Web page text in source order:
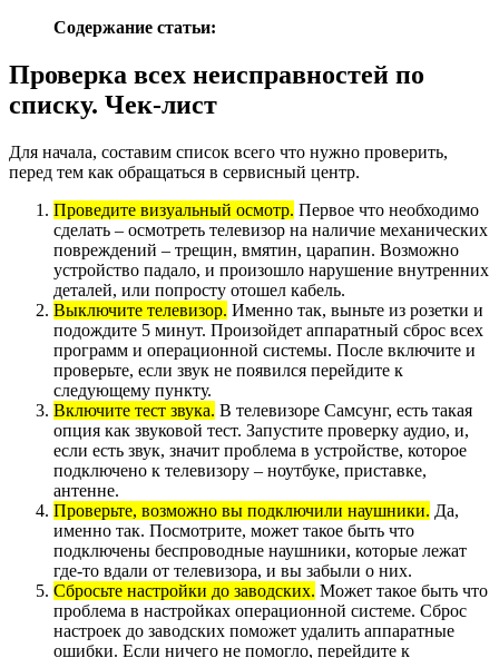
Содержание статьи:
Проверка всех неисправностей по
списку. Чек-лист
Для начала, составим список всего что нужно проверить,
перед тем как обращаться в сервисный центр.
Проведите визуальный осмотр. Первое что необходимо
сделать – осмотреть телевизор на наличие механических
повреждений – трещин, вмятин, царапин. Возможно
устройство падало, и произошло нарушение внутренних
деталей, или попросту отошел кабель.
Выключите телевизор. Именно так, выньте из розетки и
подождите 5 минут. Произойдет аппаратный сброс всех
программ и операционной системы. После включите и
проверьте, если звук не появился перейдите к
следующему пункту.
Включите тест звука. В телевизоре Самсунг, есть такая
опция как звуковой тест. Запустите проверку аудио, и,
если есть звук, значит проблема в устройстве, которое
подключено к телевизору – ноутбуке, приставке,
антенне.
Проверьте, возможно вы подключили наушники. Да,
именно так. Посмотрите, может такое быть что
подключены беспроводные наушники, которые лежат
где-то вдали от телевизора, и вы забыли о них.
Сбросьте настройки до заводских. Может такое быть что
проблема в настройках операционной системе. Сброс
настроек до заводских поможет удалить аппаратные
ошибки. Если ничего не помогло, перейдите к